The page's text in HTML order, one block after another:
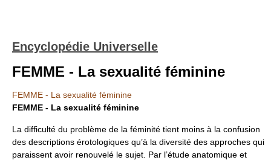
Encyclopédie Universelle
FEMME - La sexualité féminine
FEMME - La sexualité féminine
FEMME - La sexualité féminine
La difficulté du problème de la féminité tient moins à la confusion
des descriptions érotologiques qu’à la diversité des approches qui
paraissent avoir renouvelé le sujet. Par l’étude anatomique et